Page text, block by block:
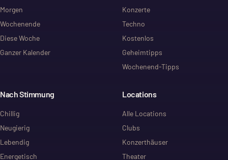
Morgen
Wochenende
Diese Woche
Ganzer Kalender
Konzerte
Techno
Kostenlos
Geheimtipps
Wochenend-Tipps
Nach Stimmung
Chillig
Neugierig
Lebendig
Energetisch
Locations
Alle Locations
Clubs
Konzerthäuser
Theater